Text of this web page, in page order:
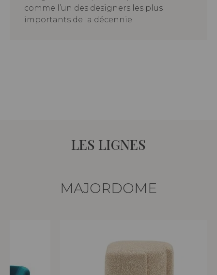
comme l’un des designers les plus
importants de la décennie.
LES LIGNES
MAJORDOME